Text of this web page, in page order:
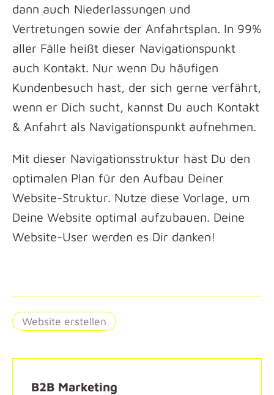
dann auch Niederlassungen und
Vertretungen sowie der Anfahrtsplan. In 99%
aller Fälle heißt dieser Navigationspunkt
auch Kontakt. Nur wenn Du häufigen
Kundenbesuch hast, der sich gerne verfährt,
wenn er Dich sucht, kannst Du auch Kontakt
& Anfahrt als Navigationspunkt aufnehmen.
Mit dieser Navigationsstruktur hast Du den
optimalen Plan für den Aufbau Deiner
Website-Struktur. Nutze diese Vorlage, um
Deine Website optimal aufzubauen. Deine
Website-User werden es Dir danken!
Website erstellen
B2B Marketing